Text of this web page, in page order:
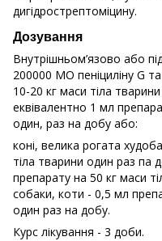
дигідрострептоміцину.
Дозування
Внутрішньом’язово або
200000 MO пеніциліну G
10-20 кг маси тіла
еквівалентно 1 мл
один, раз на добу або:
коні, велика рогата
тіла тварини один раз па
препарату на 50 кг маси
собаки, коти - 0,5 мл
один раз на добу.
Курс лікування - 3 доби.